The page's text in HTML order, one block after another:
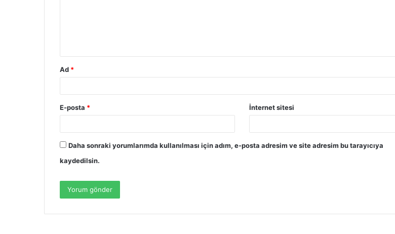
Ad *
E-posta * İnternet sitesi
Daha sonraki yorumlarımda kullanılması için adım, e-posta adresim ve site adresim bu tarayıcıya
kaydedilsin.